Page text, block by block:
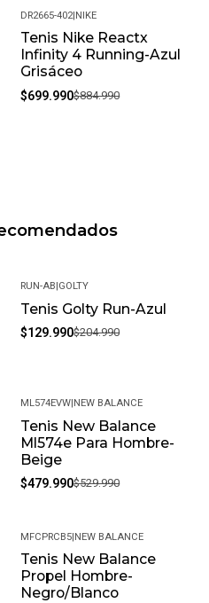
-21%
DR2665-402|NIKE
Tenis Nike Reactx
Infinity 4 Running-Azul
Grisáceo
$699.990$884.990
-37%
RUN-AB|GOLTY
Tenis Golty Run-Azul
$129.990$204.990
-9%
ML574EVW|NEW BALANCE
Tenis New Balance
Ml574e Para Hombre-
Beige
$479.990$529.990
-10%
MFCPRCB5|NEW BALANCE
Tenis New Balance
Propel Hombre-
Negro/Blanco